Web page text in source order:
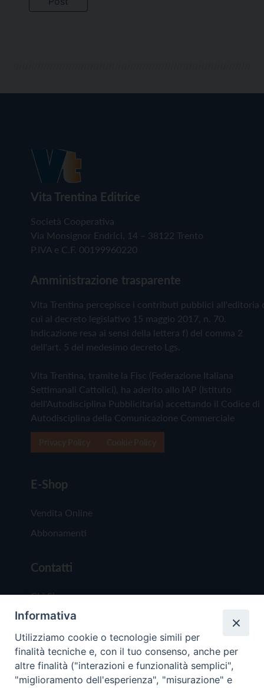
Vita Trentina Editrice
Società Cooperativa
Via Monsignor Endrici, 14 – 38122 Trento
P.IVA e C.F. 00199960220
Amministrazione trasparente
Vita Trentina percepisce i contributi pubblici all'editoria
cui al decreto legislativo 15 maggio 2017, n. 70.
Indicazione resa ai sensi della lettera f) del comma 2
dell'art. 5 del medesimo decreto Lgs.
Vita Trentina, tramite la Fisc (Federazione Italiana
Settimanali Cattolici), ha aderito allo IAP (Istituto
dell'Autodisciplina Pubblicitaria) accettando il Codice di
Autodisciplina della Comunicazione Commerciale
E-Shop
Vendita Online
Abbonamenti
Contatti
Chi Siamo
Redazione
Scrivici
Informativa
Utilizziamo cookie o tecnologie simili per
finalità tecniche e, con il tuo consenso, anche per
altre finalità ("interazioni e funzionalità semplici",
"miglioramento dell'esperienza", "misurazione" e